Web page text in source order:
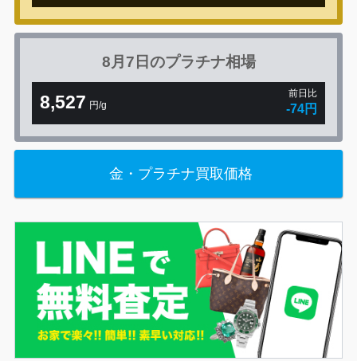
8月7日のプラチナ相場
8,527 円/g
前日比
-74円
金・プラチナ買取価格